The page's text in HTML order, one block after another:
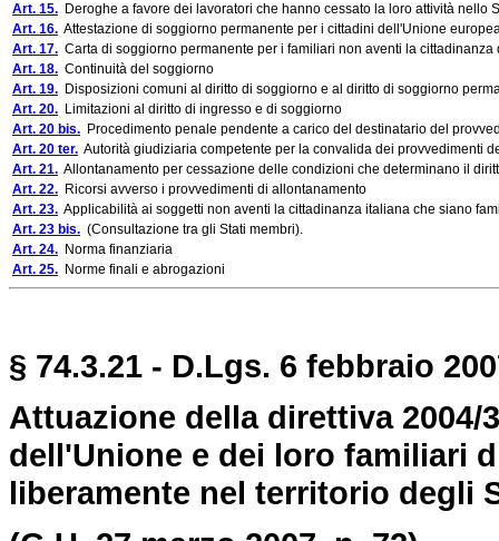
Art. 15. Deroghe a favore dei lavoratori che hanno cessato la loro attività nello
Art. 16. Attestazione di soggiorno permanente per i cittadini dell'Unione
Art. 17. Carta di soggiorno permanente per i familiari non aventi la cittadinanza
Art. 18. Continuità del soggiorno
Art. 19. Disposizioni comuni al diritto di soggiorno e al diritto di soggiorno
Art. 20. Limitazioni al diritto di ingresso e di soggiorno
Art. 20 bis. Procedimento penale pendente a carico del destinatario del
Art. 20 ter. Autorità giudiziaria competente per la convalida dei provvedimenti
Art. 21. Allontanamento per cessazione delle condizioni che determinano il
Art. 22. Ricorsi avverso i provvedimenti di allontanamento
Art. 23. Applicabilità ai soggetti non aventi la cittadinanza italiana che siano
Art. 23 bis. (Consultazione tra gli Stati membri).
Art. 24. Norma finanziaria
Art. 25. Norme finali e abrogazioni
§ 74.3.21 - D.Lgs. 6 febbraio
Attuazione della direttiva
dell'Unione e dei loro familiari
liberamente nel territorio degli